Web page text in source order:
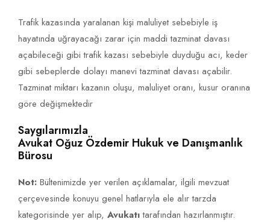
Trafik kazasında yaralanan kişi maluliyet sebebiyle iş
hayatında uğrayacağı zarar için maddi tazminat davası
açabileceği gibi trafik kazası sebebiyle duyduğu acı, keder
gibi sebeplerde dolayı manevi tazminat davası açabilir.
Tazminat miktarı kazanın oluşu, maluliyet oranı, kusur oranına
göre değişmektedir
Saygılarımızla
Avukat Oğuz Özdemir Hukuk ve Danışmanlık
Bürosu
Not: Bültenimizde yer verilen açıklamalar, ilgili mevzuat
çerçevesinde konuyu genel hatlarıyla ele alır tarzda
kategorisinde yer alıp, Avukatıtarafından hazırlanmıştır.